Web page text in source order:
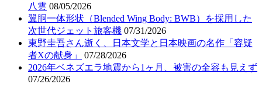
八雲 08/05/2026
翼胴一体形状（Blended Wing Body: BWB）を採用した
次世代ジェット旅客機 07/31/2026
東野圭吾さん逝く、日本文学と日本映画の名作「容疑
者Xの献身」
07/28/2026
2026年ベネズエラ地震から1ヶ月、被害の全容も見えず
07/26/2026